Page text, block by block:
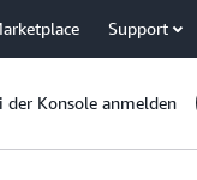
Support
der Konsole anmelden